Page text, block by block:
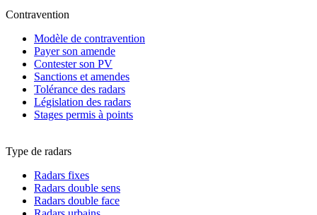
Contravention
Modèle de contravention
Payer son amende
Contester son PV
Sanctions et amendes
Tolérance des radars
Législation des radars
Stages permis à points
Type de radars
Radars fixes
Radars double sens
Radars double face